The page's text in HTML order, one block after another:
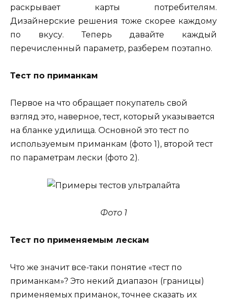
раскрывает карты потребителям.
Дизайнерские решения тоже скорее каждому
по вкусу. Теперь давайте каждый
перечисленный параметр, разберем поэтапно.
Тест по приманкам
Первое на что обращает покупатель свой
взгляд это, наверное, тест, который указывается
на бланке удилища. Основной это тест по
используемым приманкам (фото 1), второй тест
по параметрам лески (фото 2).
Фото 1
Тест по применяемым лескам
Что же значит все-таки понятие «тест по
приманкам»? Это некий диапазон (границы)
применяемых приманок, точнее сказать их